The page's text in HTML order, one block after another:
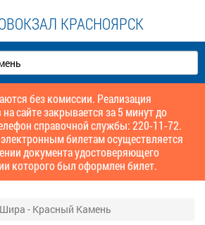
КРАСНОЯРСК
без комиссии. Реализация
сайте закрывается за 5 минут до
справочной службы: 220-11-72.
билетам осуществляется
документа удостоверяющего
которого был оформлен билет.
- Красный Камень